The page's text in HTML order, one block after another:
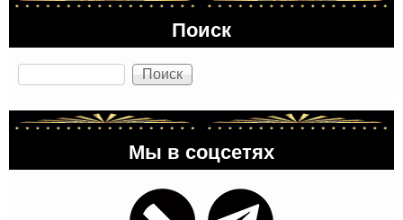
Поиск
Поиск
Мы в соцсетях